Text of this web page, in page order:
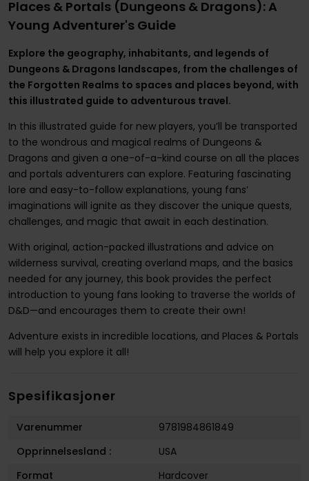
Places & Portals (Dungeons & Dragons): A
Young Adventurer's Guide
Explore the geography, inhabitants, and legends of
Dungeons & Dragons landscapes, from the challenges of
the Forgotten Realms to spaces and places beyond, with
this illustrated guide to adventurous travel.
In this illustrated guide for new players, you’ll be transported
to the wondrous and magical realms of Dungeons &
Dragons and given a one-of-a-kind course on all the places
and portals adventurers can explore. Featuring fascinating
lore and easy-to-follow explanations, young fans’
imaginations will ignite as they discover the unique quests,
challenges, and magic that await in each destination.
With original, action-packed illustrations and advice on
wilderness survival, creating overland maps, and the basics
needed for any journey, this book provides the perfect
introduction to young fans looking to traverse the worlds of
D&D—and encourages them to create their own!
Adventure exists in incredible locations, and Places & Portals
will help you explore it all!
Spesifikasjoner
Varenummer
9781984861849
Opprinnelsesland :
USA
Format
Hardcover